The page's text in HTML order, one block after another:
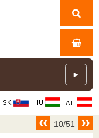
►
10/51